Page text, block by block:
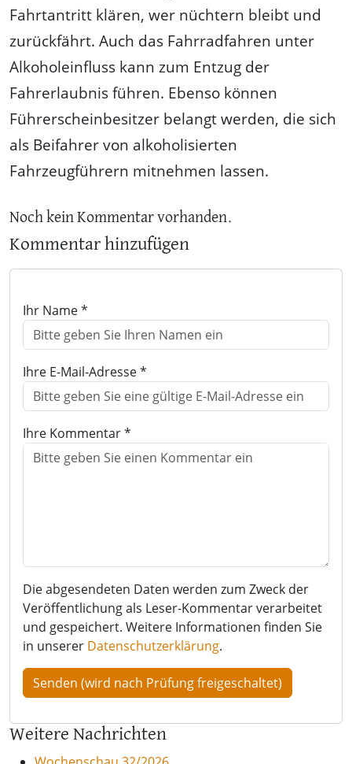
Fahrtantritt klären, wer nüchtern bleibt und
zurückfährt. Auch das Fahrradfahren unter
Alkoholeinfluss kann zum Entzug der
Fahrerlaubnis führen. Ebenso können
Führerscheinbesitzer belangt werden, die sich
als Beifahrer von alkoholisierten
Fahrzeugführern mitnehmen lassen.
Noch kein Kommentar vorhanden.
Kommentar hinzufügen
Ihr Name *
Ihre E-Mail-Adresse *
Ihre Kommentar *
Die abgesendeten Daten werden zum Zweck der
Veröffentlichung als Leser-Kommentar verarbeitet
und gespeichert. Weitere Informationen finden Sie
in unserer Datenschutzerklärung.
Weitere Nachrichten